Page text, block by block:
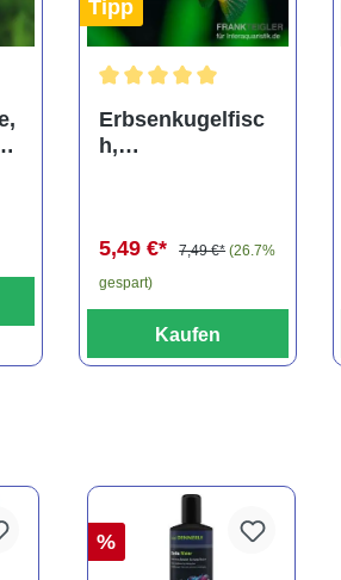
Tipp
Erbsenkugelfisc
h,
5,49 €*
7,49 €* (26.7%
gespart)
Kaufen
%